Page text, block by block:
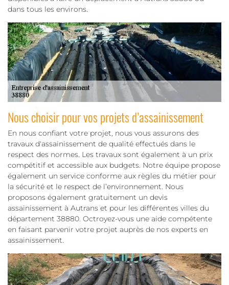
dans tous les environs.
Nous choisir pour vos projets d’assainissement
En nous confiant votre projet, nous vous assurons des
travaux d'assainissement de qualité effectués dans le
respect des normes. Les travaux sont également à un prix
compétitif et accessible aux budgets. Notre équipe propose
également un service conforme aux règles du métier pour
la sécurité et le respect de l’environnement. Nous
proposons également gratuitement un devis
assainissement à Autrans et pour les différentes villes du
département 38880. Octroyez-vous une aide compétente
en faisant parvenir votre projet auprès de nos experts en
assainissement.